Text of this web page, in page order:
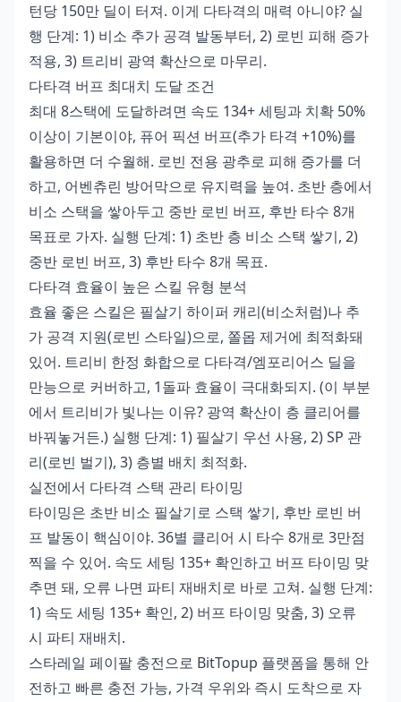
턴당 150만 딜이 터져. 이게 다타격의 매력 아니야? 실
행 단계: 1) 비소 추가 공격 발동부터, 2) 로빈 피해 증가
적용, 3) 트리비 광역 확산으로 마무리.
다타격 버프 최대치 도달 조건
최대 8스택에 도달하려면 속도 134+ 세팅과 치확 50%
이상이 기본이야, 퓨어 픽션 버프(추가 타격 +10%)를
활용하면 더 수월해. 로빈 전용 광추로 피해 증가를 더
하고, 어벤츄린 방어막으로 유지력을 높여. 초반 층에서
비소 스택을 쌓아두고 중반 로빈 버프, 후반 타수 8개
목표로 가자. 실행 단계: 1) 초반 층 비소 스택 쌓기, 2)
중반 로빈 버프, 3) 후반 타수 8개 목표.
다타격 효율이 높은 스킬 유형 분석
효율 좋은 스킬은 필살기 하이퍼 캐리(비소처럼)나 추
가 공격 지원(로빈 스타일)으로, 쫄몹 제거에 최적화돼
있어. 트리비 한정 화합으로 다타격/엠포리어스 딜을
만능으로 커버하고, 1돌파 효율이 극대화되지. (이 부분
에서 트리비가 빛나는 이유? 광역 확산이 층 클리어를
바꿔놓거든.) 실행 단계: 1) 필살기 우선 사용, 2) SP 관
리(로빈 벌기), 3) 층별 배치 최적화.
실전에서 다타격 스택 관리 타이밍
타이밍은 초반 비소 필살기로 스택 쌓기, 후반 로빈 버
프 발동이 핵심이야. 36별 클리어 시 타수 8개로 3만점
찍을 수 있어. 속도 세팅 135+ 확인하고 버프 타이밍 맞
추면 돼, 오류 나면 파티 재배치로 바로 고쳐. 실행 단계:
1) 속도 세팅 135+ 확인, 2) 버프 타이밍 맞춤, 3) 오류
시 파티 재배치.
스타레일 페이팔 충전으로 BitTopup 플랫폼을 통해 안
전하고 빠른 충전 가능, 가격 우위와 즉시 도착으로 자